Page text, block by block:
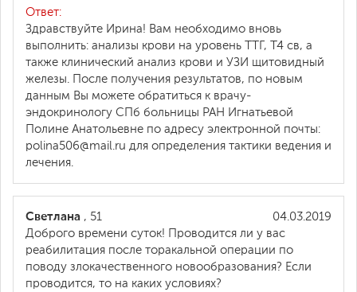
Ответ:
Здравствуйте Ирина! Вам необходимо вновь
выполнить: анализы крови на уровень ТТГ, Т4 св, а
также клинический анализ крови и УЗИ щитовидный
железы. После получения результатов, по новым
данным Вы можете обратиться к врачу-
эндокринологу СПб больницы РАН Игнатьевой
Полине Анатольевне по адресу электронной почты:
polina506@mail.ru для определения тактики ведения и
лечения.
04.03.2019
Светлана , 51
Доброго времени суток! Проводится ли у вас
реабилитация после торакальной операции по
поводу злокачественного новообразования? Если
проводится, то на каких условиях?